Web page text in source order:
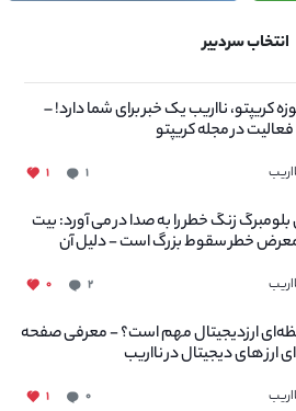
انتخاب سردبیر
کریپتو، نااریب یک خبر برای شما دارد! –
در مجله کریپتو
۱ ۱
زنگ خطر را به صدا در می آورد: بیت
خطر سقوط بزرگ است - دلیل آن
۲ ۰
ارزدیجیتال مهم است؟ - معرفی صفحه
ارز های دیجیتال در نااریب
۰ ۱